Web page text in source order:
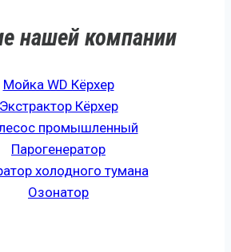
нашей компании